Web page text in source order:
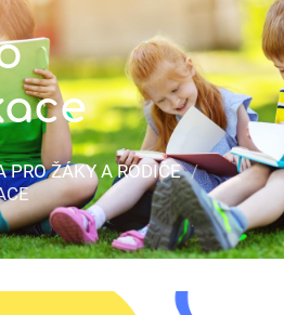
PRO ŽÁKY A RODIČE /